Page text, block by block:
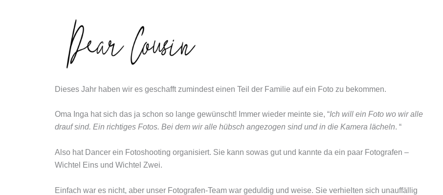
Dieses Jahr haben wir es geschafft zumindest einen Teil der Familie auf ein Foto zu bekommen.
Oma Inga hat sich das ja schon so lange gewünscht! Immer wieder meinte sie, “Ich will ein Foto wo wir alle
drauf sind. Ein richtiges Fotos. Bei dem wir alle hübsch angezogen sind und in die Kamera lächeln. “
Also hat Dancer ein Fotoshooting organisiert. Sie kann sowas gut und kannte da ein paar Fotografen –
Wichtel Eins und Wichtel Zwei.
Einfach war es nicht, aber unser Fotografen-Team war geduldig und weise. Sie verhielten sich unauffällig